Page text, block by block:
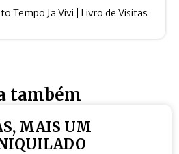
Tempo Ja Vivi Livro de Visitas
também
MAIS UM